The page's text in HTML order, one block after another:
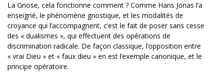
La Gnose, cela fonctionne comment ? Comme Hans Jonas l’a
enseigné, le phénomène gnostique, et les modalités de
croyance qui l’accompagnent, c’est le fait de poser sans cesse
des « dualismes », qui effectuent des opérations de
discrimination radicale. De façon classique, l’opposition entre
« vrai Dieu » et « faux dieu » en est l’exemple canonique, et le
principe opératoire.